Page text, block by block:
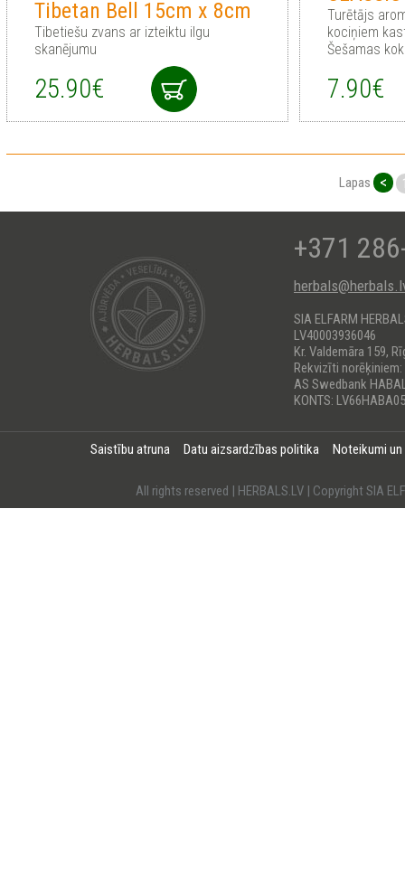
Tibetan Bell 15cm x 8cm
Tibetiešu zvans ar izteiktu ilgu
skanējumu
25.90€
Turētājs
kociņiem
Šešamas
7.90€
Lapas <
+371
SIA ELFARM
LV40003936046
Kr. Valdemāra 159,
Rekvizīti norēķiniem:
AS Swedbank
KONTS:
Saistību atruna Datu aizsardzības politika Noteikumi
All rights reserved | HERBALS.LV | Copyright SIA